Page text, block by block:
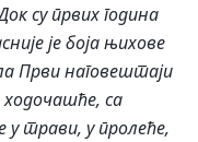
су првих година
је боја њихове
Први наговештаји
са
у трави, у пролеће,